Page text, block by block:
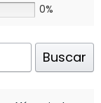
0%
Buscar